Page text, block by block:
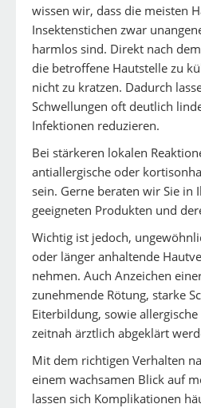
wissen wir, dass die meisten
Insektenstichen zwar
harmlos sind. Direkt nach
die betroffene Hautstelle zu
nicht zu kratzen. Dadurch
Schwellungen oft deutlich
Infektionen reduzieren.
Bei stärkeren lokalen
antiallergische oder
sein. Gerne beraten wir Sie in
geeigneten Produkten und
Wichtig ist jedoch,
oder länger anhaltende
nehmen. Auch Anzeichen
zunehmende Rötung, starke
Eiterbildung, sowie
zeitnah ärztlich abgeklärt
Mit dem richtigen Verhalten
einem wachsamen Blick auf
lassen sich Komplikationen